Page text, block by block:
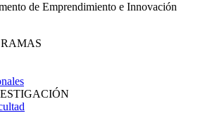
de Emprendimiento e Innovación